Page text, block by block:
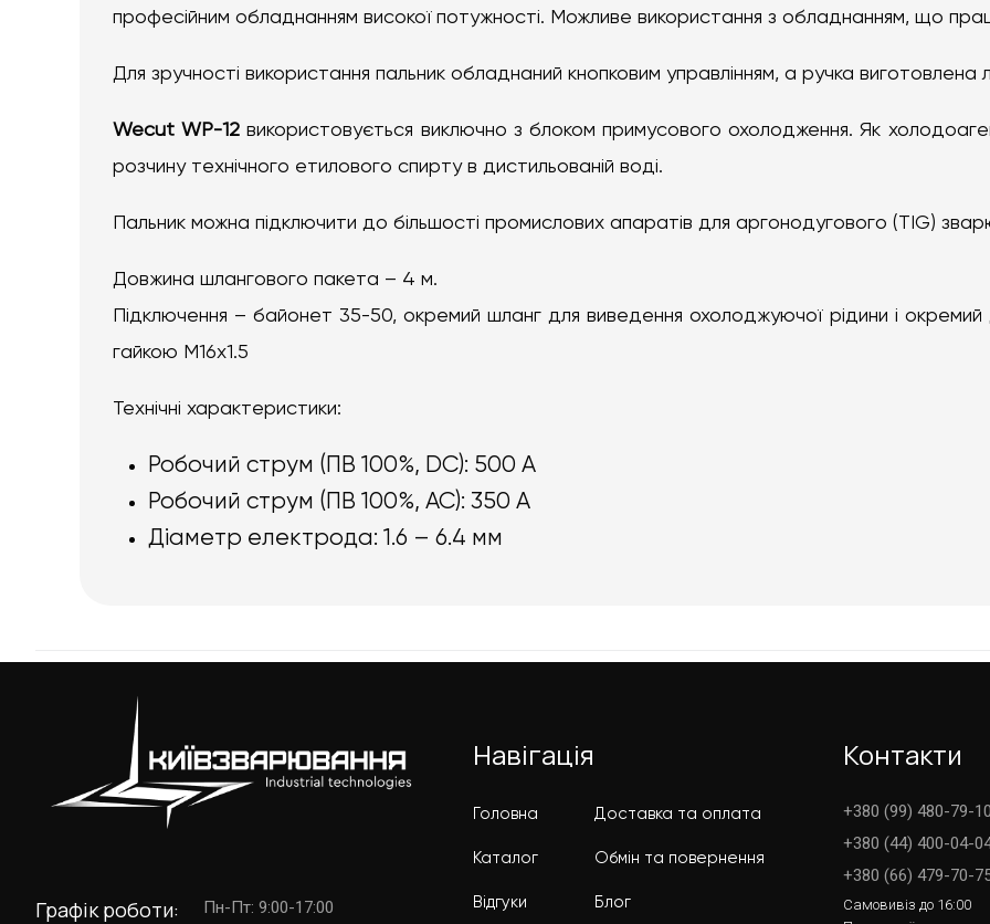
професійним обладнанням високої потужності. Можливе використання з обладнанням, що
Для зручності використання пальник обладнаний кнопковим управлінням, а ручка виготовлена
Wecut WP-12використовується виключно з блоком примусового охолодження. Як
розчину технічного етилового спирту в дистильованій воді.
Пальник можна підключити до більшості промислових апаратів для аргонодугового (TIG)
Довжина шлангового пакета – 4 м.
Підключення – байонет 35-50, окремий шланг для виведення охолоджуючої рідини і
гайкою М16х1.5
Технічні характеристики:
Робочий струм (ПВ 100%, DC): 500 А
Робочий струм (ПВ 100%, AC): 350 А
Діаметр електрода: 1.6 – 6.4 мм
Графік роботи: Пн-Пт: 9:00-17:00
Навігація
Головна
Каталог
Відгуки
Доставка та оплата
Обмін та повернення
Блог
Контакти
+380 (99) 480-79-
+380 (44) 400-04-
+380 (66) 479-70-
Самовивіз до 16:00